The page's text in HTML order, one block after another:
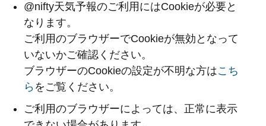
@nifty天気予報のご利用にはCookieが必要と
なります。
ご利用のブラウザーでCookieが無効となって
いないかご確認ください。
ブラウザーのCookieの設定が不明な方はこち
ら をご覧ください。
ご利用のブラウザーによっては、正常に表示